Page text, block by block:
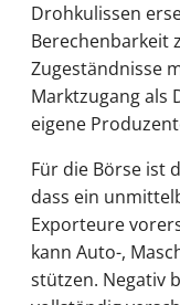
Drohkulissen
Berechenbarkeit
Zugeständnisse
Marktzugang als
eigene
Für die Börse ist
dass ein
Exporteure
kann Auto-,
stützen. Negativ